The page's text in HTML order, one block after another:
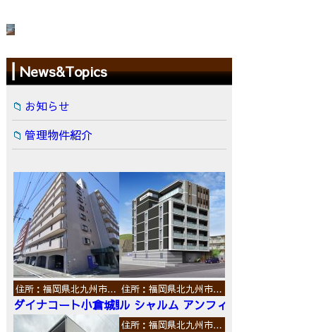
News&Topics
お知らせ
管理物件紹介
住所：福岡県北九州市…
ダイナコート小倉城野
住所：福岡県北九州市…
ル シャルム アンフィニ
住所：福岡県北九州市…